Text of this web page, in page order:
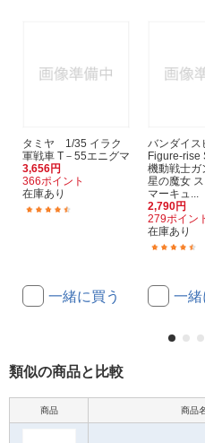
タミヤ 1/35 イラク
軍戦車 T－55エニグマ
3,656円
366ポイント
在庫あり
一緒に買う
バンダイ
Figure-rise
機動戦士ガ
星の魔女 ス
マーキュ...
2,790円
279ポイン
在庫あり
一緒
類似の商品と比較
商品 商品